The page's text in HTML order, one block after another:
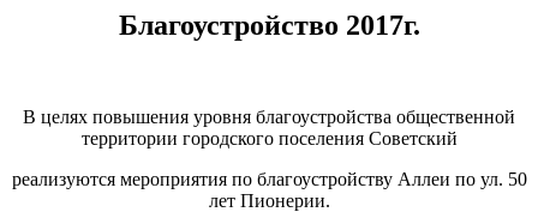
Благоустройство 2017г.
В целях повышения уровня благоустройства общественной
территории городского поселения Советский
реализуются мероприятия по благоустройству Аллеи по ул. 50
лет Пионерии.